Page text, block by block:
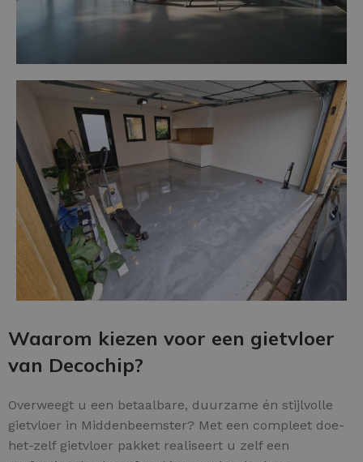
Waarom kiezen voor een gietvloer
van Decochip?
Overweegt u een betaalbare, duurzame én stijlvolle
gietvloer in Middenbeemster? Met een compleet doe-
het-zelf gietvloer pakket realiseert u zelf een